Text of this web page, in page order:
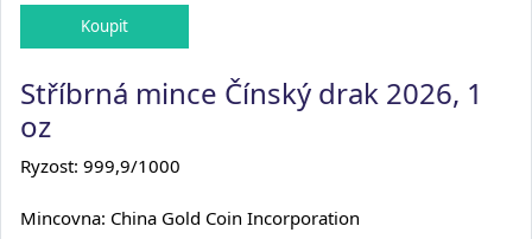
Stříbrná mince Čínský drak 2026, 1
oz
Ryzost: 999,9/1000
Mincovna: China Gold Coin Incorporation